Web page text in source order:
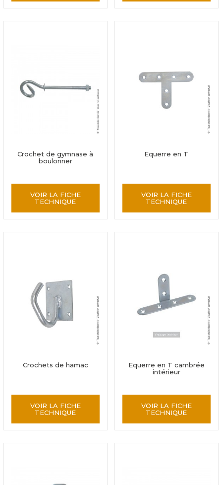
Crochet de gymnase à
boulonner
VOIR LA FICHE
TECHNIQUE
Equerre en T
VOIR LA FICHE
TECHNIQUE
Crochets de hamac
VOIR LA FICHE
TECHNIQUE
Equerre en T cambrée
intérieur
VOIR LA FICHE
TECHNIQUE